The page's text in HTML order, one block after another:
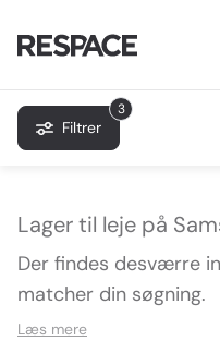
3
Filtrer
Lager til leje på
Der findes desværre
matcher din søgning.
Læs mere